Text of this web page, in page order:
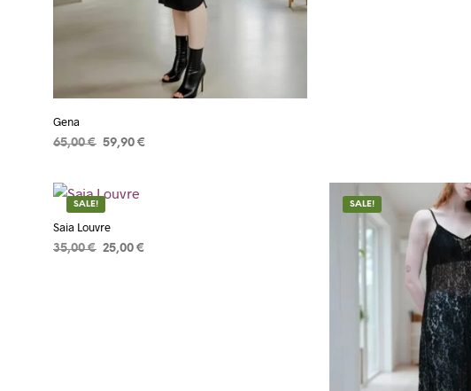
Gena
65,00€ 59,90 €
SALE!
Saia Louvre
35,00€ 25,00 €
SALE!